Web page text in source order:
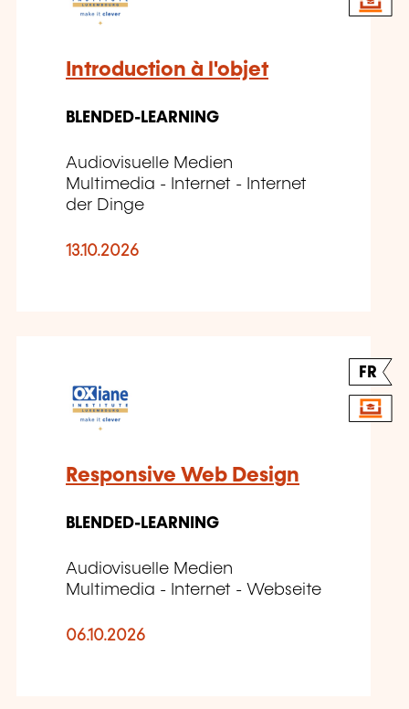
Introduction à l'objet
BLENDED-LEARNING
Audiovisuelle Medien
Multimedia - Internet - Internet
der Dinge
13.10.2026
FR
Responsive Web Design
BLENDED-LEARNING
Audiovisuelle Medien
Multimedia - Internet - Webseite
06.10.2026